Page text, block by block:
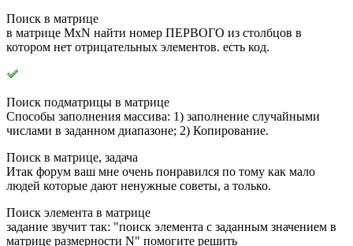
Поиск в матрице
в матрице MхN найти номер ПЕРВОГО из столбцов в
котором нет отрицательных элементов. есть код.
Поиск подматрицы в матрице
Способы заполнения массива: 1) заполнение случайными
числами в заданном диапазоне; 2) Копирование.
Поиск в матрице, задача
Итак форум ваш мне очень понравился по тому как мало
людей которые дают ненужные советы, а только.
Поиск элемента в матрице
задание звучит так: "поиск элемента с заданным значением в
матрице размерности N" помогите решить